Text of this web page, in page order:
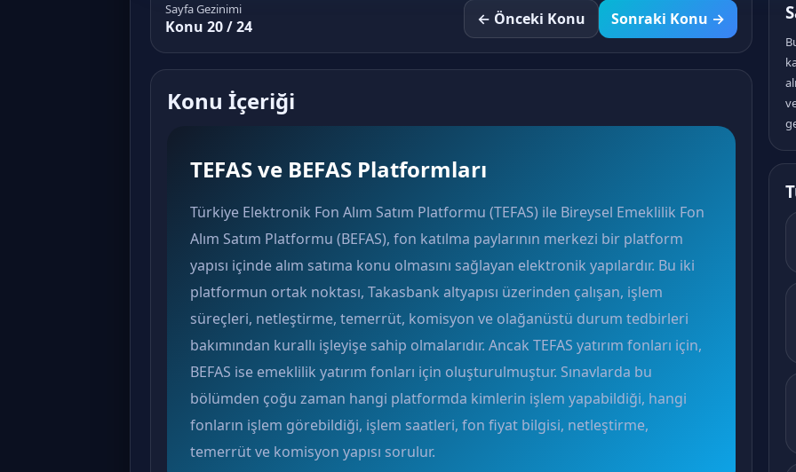
Sayfa Gezinimi
Konu 20 / 24 ← Önceki Konu Sonraki Konu →
Konu İçeriği
TEFAS ve BEFAS Platformları
Türkiye Elektronik Fon Alım Satım Platformu (TEFAS) ile Bireysel Emeklilik Fon
Alım Satım Platformu (BEFAS), fon katılma paylarının merkezi bir platform
yapısı içinde alım satıma konu olmasını sağlayan elektronik yapılardır. Bu iki
platformun ortak noktası, Takasbank altyapısı üzerinden çalışan, işlem
süreçleri, netleştirme, temerrüt, komisyon ve olağanüstü durum tedbirleri
bakımından kurallı işleyişe sahip olmalarıdır. Ancak TEFAS yatırım fonları için,
BEFAS ise emeklilik yatırım fonları için oluşturulmuştur. Sınavlarda bu
bölümden çoğu zaman hangi platformda kimlerin işlem yapabildiği, hangi
fonların işlem görebildiği, işlem saatleri, fon fiyat bilgisi, netleştirme,
temerrüt ve komisyon yapısı sorulur.